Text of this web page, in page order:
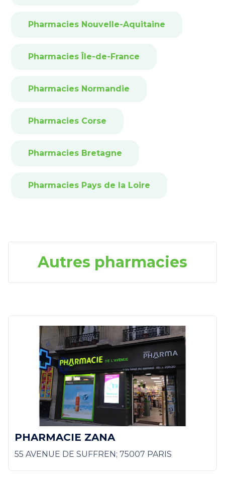
Pharmacies Nouvelle-Aquitaine
Pharmacies Île-de-France
Pharmacies Normandie
Pharmacies Corse
Pharmacies Bretagne
Pharmacies Pays de la Loire
Autres pharmacies
PHARMACIE ZANA
55 AVENUE DE SUFFREN; 75007 PARIS